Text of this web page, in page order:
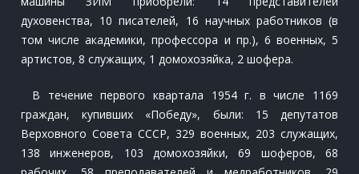
духовенства, 10 писателей, 16 научных работников (в
том числе академики, профессора и пр.), 6 военных, 5
артистов, 8 служащих, 1 домохозяйка, 2 шофера.
В течение первого квартала 1954 г. в числе 1169
граждан, купивших «Победу», были: 15 депутатов
Верховного Совета СССР, 329 военных, 203 служащих,
138 инженеров, 103 домохозяйки, 69 шоферов, 68